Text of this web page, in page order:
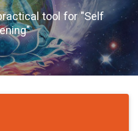
tool for "Self